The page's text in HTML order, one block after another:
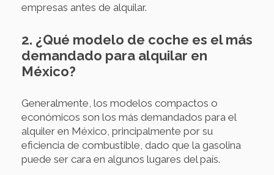
empresas antes de alquilar.
2. ¿Qué modelo de coche es el más
demandado para alquilar en
México?
Generalmente, los modelos compactos o
económicos son los más demandados para el
alquiler en México, principalmente por su
eficiencia de combustible, dado que la gasolina
puede ser cara en algunos lugares del país.